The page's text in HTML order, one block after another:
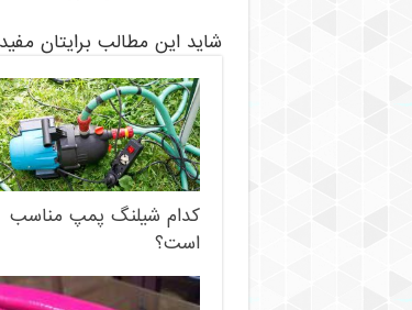
شاید این مطالب برایتان
کدام شیلنگ پمپ مناسب
است؟